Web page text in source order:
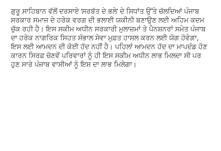
ਗੁਰੂ ਸਾਹਿਬਾਨ ਵੱਲੋਂ ਦਰਸਾਏ ‘ਸਰਬੱਤ ਦੇ ਭਲੇ’ ਦੇ ਸਿਧਾਂਤ ਉੱਤੇ ਚੱਲਦਿਆਂ ਪੰਜਾਬ
ਸਰਕਾਰ ਸਮਾਜ ਦੇ ਹਰੇਕ ਵਰਗ ਦੀ ਭਲਾਈ ਯਕੀਨੀ ਬਣਾਉਣ ਲਈ ਅਹਿਮ ਕਦਮ
ਚੁੱਕ ਰਹੀ ਹੈ। ਇਸ ਸਕੀਮ ਅਧੀਨ ਸਰਕਾਰੀ ਮੁਲਾਜ਼ਮਾਂ ਤੇ ਪੈਨਸ਼ਨਰਾਂ ਸਮੇਤ ਪੰਜਾਬ
ਦਾ ਹਰੇਕ ਨਾਗਰਿਕ ਸਿਹਤ ਸੰਭਾਲ ਸੇਵਾ ਮੁਫ਼ਤ ਹਾਸਲ ਕਰਨ ਲਈ ਯੋਗ ਹੋਵੇਗਾ,
ਇਸ ਲਈ ਆਮਦਨ ਦੀ ਕੋਈ ਹੱਦ ਨਹੀਂ ਹੈ। ਪਹਿਲਾਂ ਆਮਦਨ ਹੱਦ ਦਾ ਮਾਪਦੰਡ ਹੋਣ
ਕਾਰਨ ਸਿਰਫ਼ ਚੋਣਵੇਂ ਪਰਿਵਾਰਾਂ ਨੂੰ ਹੀ ਇਸ ਸਕੀਮ ਅਧੀਨ ਲਾਭ ਮਿਲਦਾ ਸੀ ਪਰ
ਹੁਣ ਸਾਰੇ ਪੰਜਾਬ ਵਾਸੀਆਂ ਨੂੰ ਇਸ ਦਾ ਲਾਭ ਮਿਲੇਗਾ।